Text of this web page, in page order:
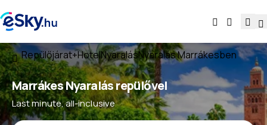
Repülőjárat+HotelNyaralásNyaralás Marrákesben
Marrákes Nyaralás repülővel
Last minute, all-inclusive